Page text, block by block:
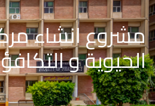
مشروع انشاء
الحيوية و